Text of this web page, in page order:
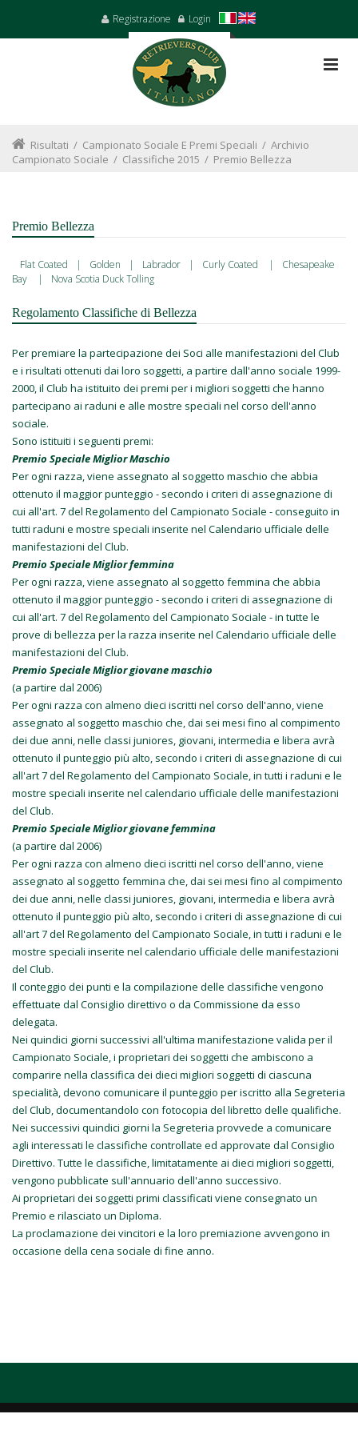
Registrazione Login
Risultati / Campionato Sociale E Premi Speciali / Archivio
Campionato Sociale / Classifiche 2015 / Premio Bellezza
Premio Bellezza
Flat Coated | Golden | Labrador | Curly Coated |
Chesapeake
Bay
| Nova Scotia Duck Tolling
Regolamento Classifiche di Bellezza
Per premiare la partecipazione dei Soci alle manifestazioni del Club
e i risultati ottenuti dai loro soggetti, a partire dall'anno sociale 1999-
2000, il Club ha istituito dei premi per i migliori soggetti che hanno
partecipano ai raduni e alle mostre speciali nel corso dell'anno
sociale.
Sono istituiti i seguenti premi:
Premio Speciale Miglior Maschio
Per ogni razza, viene assegnato al soggetto maschio che abbia
ottenuto il maggior punteggio - secondo i criteri di assegnazione di
cui all'art. 7 del Regolamento del Campionato Sociale - conseguito in
tutti raduni e mostre speciali inserite nel Calendario ufficiale delle
manifestazioni del Club.
Premio Speciale Miglior femmina
Per ogni razza, viene assegnato al soggetto femmina che abbia
ottenuto il maggior punteggio - secondo i criteri di assegnazione di
cui all'art. 7 del Regolamento del Campionato Sociale - in tutte le
prove di bellezza per la razza inserite nel Calendario ufficiale delle
manifestazioni del Club.
Premio Speciale Miglior giovane maschio
(a partire dal 2006)
Per ogni razza con almeno dieci iscritti nel corso dell'anno, viene
assegnato al soggetto maschio che, dai sei mesi fino al compimento
dei due anni, nelle classi juniores, giovani, intermedia e libera avrà
ottenuto il punteggio più alto, secondo i criteri di assegnazione di cui
all'art 7 del Regolamento del Campionato Sociale, in tutti i raduni e le
mostre speciali inserite nel calendario ufficiale delle manifestazioni
del Club.
Premio Speciale Miglior giovane femmina
(a partire dal 2006)
Per ogni razza con almeno dieci iscritti nel corso dell'anno, viene
assegnato al soggetto femmina che, dai sei mesi fino al compimento
dei due anni, nelle classi juniores, giovani, intermedia e libera avrà
ottenuto il punteggio più alto, secondo i criteri di assegnazione di cui
all'art 7 del Regolamento del Campionato Sociale, in tutti i raduni e le
mostre speciali inserite nel calendario ufficiale delle manifestazioni
del Club.
Il conteggio dei punti e la compilazione delle classifiche vengono
effettuate dal Consiglio direttivo o da Commissione da esso
delegata.
Nei quindici giorni successivi all'ultima manifestazione valida per il
Campionato Sociale, i proprietari dei soggetti che ambiscono a
comparire nella classifica dei dieci migliori soggetti di ciascuna
specialità, devono comunicare il punteggio per iscritto alla Segreteria
del Club, documentandolo con fotocopia del libretto delle qualifiche.
Nei successivi quindici giorni la Segreteria provvede a comunicare
agli interessati le classifiche controllate ed approvate dal Consiglio
Direttivo. Tutte le classifiche, limitatamente ai dieci migliori soggetti,
vengono pubblicate sull'annuario dell'anno successivo.
Ai proprietari dei soggetti primi classificati viene consegnato un
Premio e rilasciato un Diploma.
La proclamazione dei vincitori e la loro premiazione avvengono in
occasione della cena sociale di fine anno.